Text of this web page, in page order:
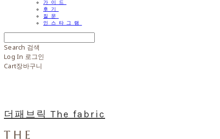
가이드
후기
질문
인스타그램
Search 검색
Log In 로그인
Cart장바구니
더패브릭 The fabric